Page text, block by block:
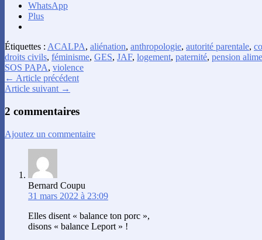
WhatsApp
Plus
Étiquettes : ACALPA, aliénation, anthropologie, autorité parentale,
droits civils, féminisme, GES, JAF, logement, paternité, pension
SOS PAPA, violence
← Article précédent
Article suivant →
2 commentaires
Ajoutez un commentaire
Bernard Coupu
31 mars 2022 à 23:09
Elles disent « balance ton porc »,
disons « balance Leport » !